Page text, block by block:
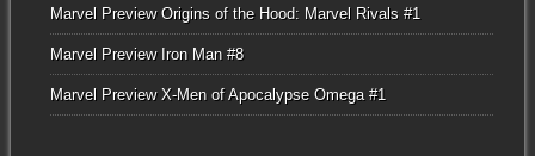
Marvel Preview Origins of the Hood: Marvel Rivals #1
Marvel Preview Iron Man #8
Marvel Preview X-Men of Apocalypse Omega #1